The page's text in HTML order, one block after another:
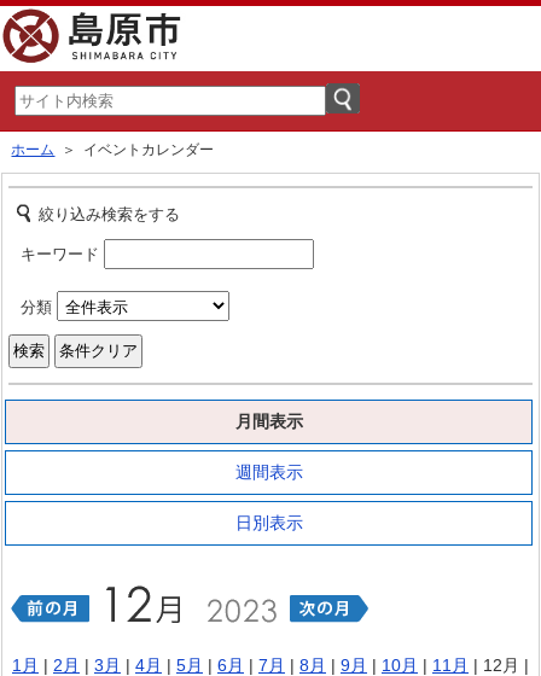
ホーム ＞ イベントカレンダー
絞り込み検索をする
キーワード
分類
月間表示
週間表示
日別表示
1月 | 2月 | 3月 | 4月 | 5月 | 6月 | 7月 | 8月 | 9月 | 10月 | 11月 | 12月 |